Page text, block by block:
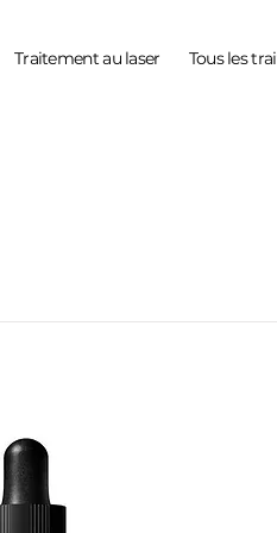
Traitement au laser Tous les